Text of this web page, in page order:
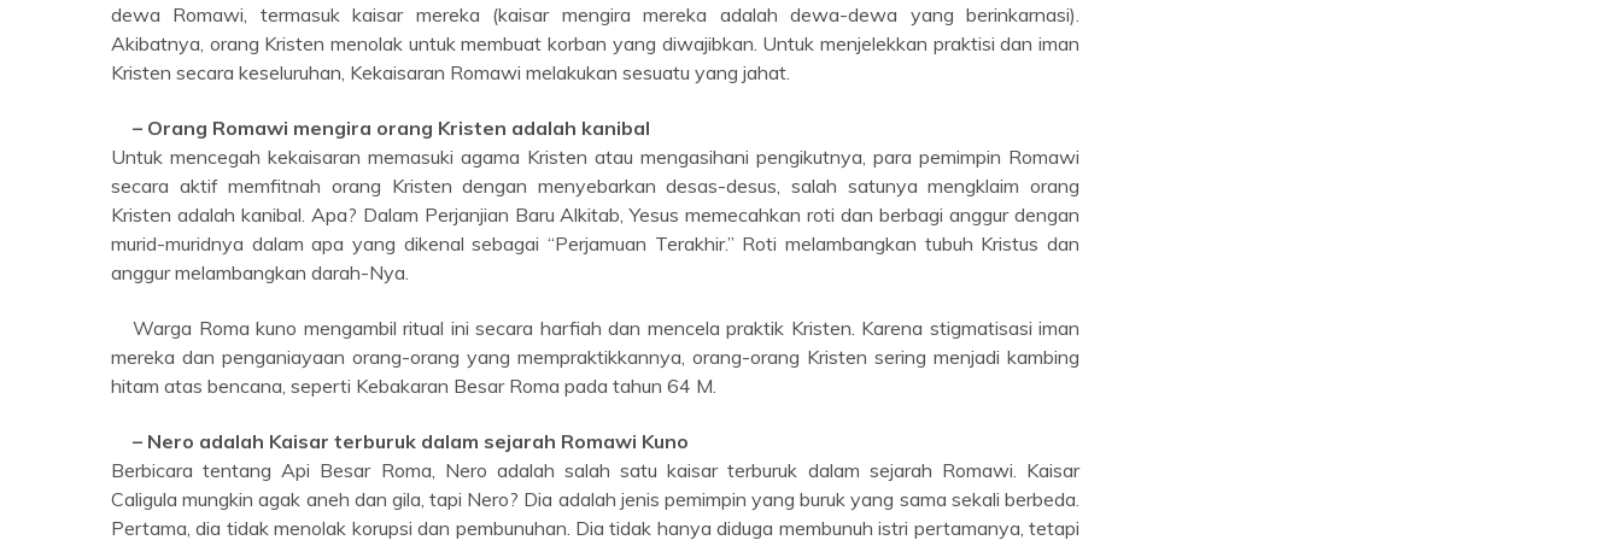
dewa Romawi, termasuk kaisar mereka (kaisar mengira mereka adalah dewa-dewa yang berinkarnasi).
Akibatnya, orang Kristen menolak untuk membuat korban yang diwajibkan. Untuk menjelekkan praktisi dan iman
Kristen secara keseluruhan, Kekaisaran Romawi melakukan sesuatu yang jahat.
– Orang Romawi mengira orang Kristen adalah kanibal
Untuk mencegah kekaisaran memasuki agama Kristen atau mengasihani pengikutnya, para pemimpin Romawi
secara aktif memfitnah orang Kristen dengan menyebarkan desas-desus, salah satunya mengklaim orang
Kristen adalah kanibal. Apa? Dalam Perjanjian Baru Alkitab, Yesus memecahkan roti dan berbagi anggur dengan
murid-muridnya dalam apa yang dikenal sebagai “Perjamuan Terakhir.” Roti melambangkan tubuh Kristus dan
anggur melambangkan darah-Nya.
Warga Roma kuno mengambil ritual ini secara harfiah dan mencela praktik Kristen. Karena stigmatisasi iman
mereka dan penganiayaan orang-orang yang mempraktikkannya, orang-orang Kristen sering menjadi kambing
hitam atas bencana, seperti Kebakaran Besar Roma pada tahun 64 M.
– Nero adalah Kaisar terburuk dalam sejarah Romawi Kuno
Berbicara tentang Api Besar Roma, Nero adalah salah satu kaisar terburuk dalam sejarah Romawi. Kaisar
Caligula mungkin agak aneh dan gila, tapi Nero? Dia adalah jenis pemimpin yang buruk yang sama sekali berbeda.
Pertama, dia tidak menolak korupsi dan pembunuhan. Dia tidak hanya diduga membunuh istri pertamanya, tetapi